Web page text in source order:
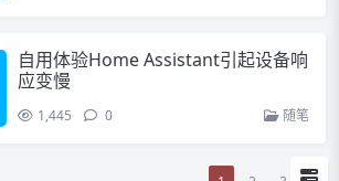
自用体验Home Assistant引起设备响
应变慢
1,445 0 随笔